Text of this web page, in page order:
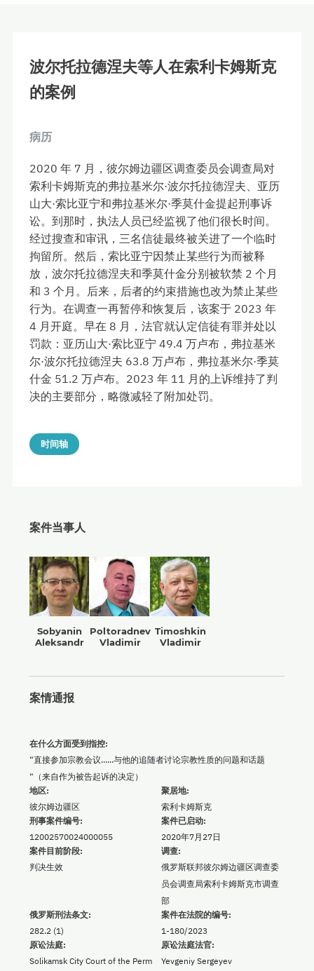
波尔托拉德涅夫等人在索利卡姆斯克
的案例
病历
2020 年 7 月，彼尔姆边疆区调查委员会调查局对
索利卡姆斯克的弗拉基米尔·波尔托拉德涅夫、亚历
山大·索比亚宁和弗拉基米尔·季莫什金提起刑事诉
讼。到那时，执法人员已经监视了他们很长时间。
经过搜查和审讯，三名信徒最终被关进了一个临时
拘留所。然后，索比亚宁因禁止某些行为而被释
放，波尔托拉德涅夫和季莫什金分别被软禁 2 个月
和 3 个月。后来，后者的约束措施也改为禁止某些
行为。在调查一再暂停和恢复后，该案于 2023 年
4 月开庭。早在 8 月，法官就认定信徒有罪并处以
罚款：亚历山大·索比亚宁 49.4 万卢布，弗拉基米
尔·波尔托拉德涅夫 63.8 万卢布，弗拉基米尔·季莫
什金 51.2 万卢布。2023 年 11 月的上诉维持了判
决的主要部分，略微减轻了附加处罚。
时间轴
案件当事人
Sobyanin
Aleksandr
Poltoradnev
Vladimir
Timoshkin
Vladimir
案情通报
地区:
彼尔姆边疆区
聚居地:
索利卡姆斯克
在什么方面受到指控:
“直接参加宗教会议......与他的追随者讨论宗教性质的问题和话题
“（来自作为被告起诉的决定）
刑事案件编号:
12002570024000055
案件已启动:
2020年7月27日
案件目前阶段:
判决生效
调查:
俄罗斯联邦彼尔姆边疆区调查委
员会调查局索利卡姆斯克市调查
部
俄罗斯刑法条文:
282.2 (1)
案件在法院的编号:
1-180/2023
原讼法庭:
Solikamsk City Court of the Perm
原讼法庭法官:
Yevgeniy Sergeyev